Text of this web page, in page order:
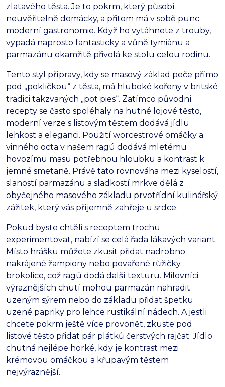
zlatavého těsta. Je to pokrm, který působí
neuvěřitelně domácky, a přitom má v sobě punc
moderní gastronomie. Když ho vytáhnete z trouby,
vypadá naprosto fantasticky a vůně tymiánu a
parmazánu okamžitě přivolá ke stolu celou rodinu.
Tento styl přípravy, kdy se masový základ peče přímo
pod „pokličkou“ z těsta, má hluboké kořeny v britské
tradici takzvaných „pot pies“. Zatímco původní
recepty se často spoléhaly na hutné lojové těsto,
moderní verze s listovým těstem dodává jídlu
lehkost a eleganci. Použití worcestrové omáčky a
vinného octa v našem ragú dodává mletému
hovozímu masu potřebnou hloubku a kontrast k
jemné smetaně. Právě tato rovnováha mezi kyselostí,
slaností parmazánu a sladkostí mrkve dělá z
obyčejného masového základu prvotřídní kulinářský
zážitek, který vás příjemně zahřeje u srdce.
Pokud byste chtěli s receptem trochu
experimentovat, nabízí se celá řada lákavých variant.
Místo hrášku můžete zkusit přidat nadrobno
nakrájené žampiony nebo povařené růžičky
brokolice, což ragú dodá další texturu. Milovníci
výraznějších chutí mohou parmazán nahradit
uzeným sýrem nebo do základu přidat špetku
uzené papriky pro lehce rustikální nádech. A jestli
chcete pokrm ještě více provonět, zkuste pod
listové těsto přidat pár plátků čerstvých rajčat. Jídlo
chutná nejlépe horké, kdy je kontrast mezi
krémovou omáčkou a křupavým těstem
nejvýraznější.